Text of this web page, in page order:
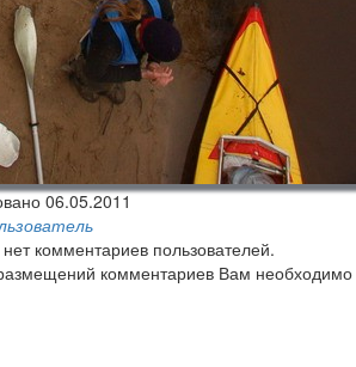
06.05.2011
комментариев пользователей.
комментариев Вам необходимо